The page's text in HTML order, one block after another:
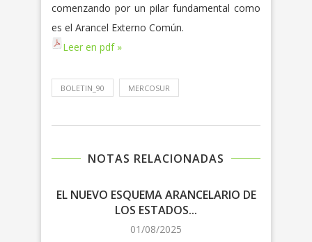
comenzando por un pilar fundamental como
es el Arancel Externo Común.
Leer en pdf »
BOLETIN_90 MERCOSUR
NOTAS RELACIONADAS
EL NUEVO ESQUEMA ARANCELARIO DE
LOS ESTADOS...
01/08/2025